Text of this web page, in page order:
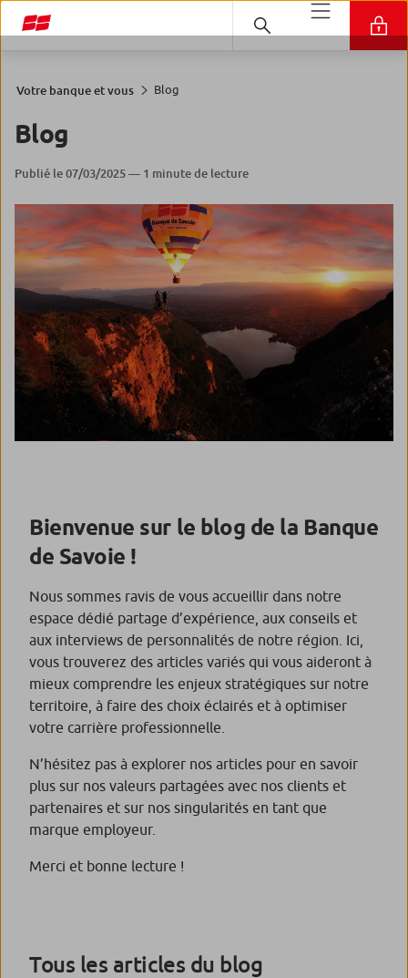
Votre banque et vous Blog
Blog
Publié le 07/03/2025 — 1 minute de lecture
Bienvenue sur le blog de la Banque
de Savoie !
Nous sommes ravis de vous accueillir dans notre
espace dédié partage d’expérience, aux conseils et
aux interviews de personnalités de notre région. Ici,
vous trouverez des articles variés qui vous aideront à
mieux comprendre les enjeux stratégiques sur notre
territoire, à faire des choix éclairés et à optimiser
votre carrière professionnelle.
N’hésitez pas à explorer nos articles pour en savoir
plus sur nos valeurs partagées avec nos clients et
partenaires et sur nos singularités en tant que
marque employeur.
Merci et bonne lecture !
Tous les articles du blog